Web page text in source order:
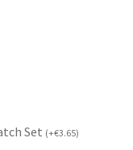
Set (+€3.65)